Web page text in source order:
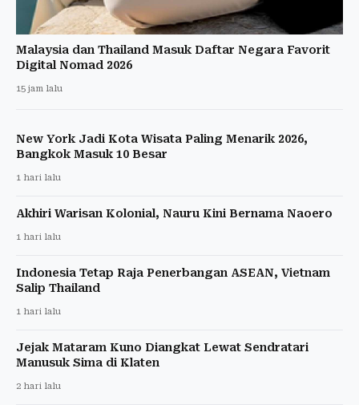
Malaysia dan Thailand Masuk Daftar Negara Favorit
Digital Nomad 2026
15 jam lalu
New York Jadi Kota Wisata Paling Menarik 2026,
Bangkok Masuk 10 Besar
1 hari lalu
Akhiri Warisan Kolonial, Nauru Kini Bernama Naoero
1 hari lalu
Indonesia Tetap Raja Penerbangan ASEAN, Vietnam
Salip Thailand
1 hari lalu
Jejak Mataram Kuno Diangkat Lewat Sendratari
Manusuk Sima di Klaten
2 hari lalu